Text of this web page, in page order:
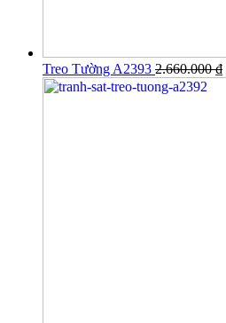
Treo Tường A2393 2.660.000₫